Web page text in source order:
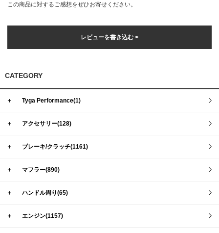
この商品に対するご感想をぜひお寄せください。
レビューを書き込む >
CATEGORY
＋ Tyga Performance(1)
＋ アクセサリー(128)
＋ ブレーキ/クラッチ(1161)
＋ マフラー(890)
＋ ハンドル周り(65)
＋ エンジン(1157)